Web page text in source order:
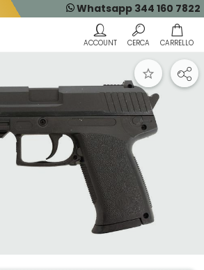
Whatsapp 344 160 7822